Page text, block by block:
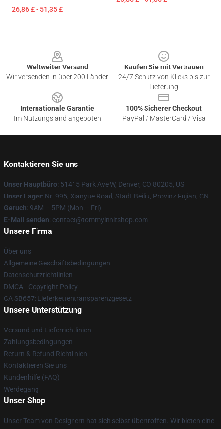
26,86 £ - 51,35 £
Weltweiter Versand
Wir versenden in über 200 Länder
Kaufen Sie mit Vertrauen
24/7 Schutz von Klicks bis zur
Lieferung
Internationale Garantie
Im Nutzungsland angeboten
100% Sicherer Checkout
PayPal / MasterCard / Visa
Kontaktieren Sie uns
Unser Hauptbüro: 51415 Park Ave W, Denver, CO 80205, US
Unser Lager: Nr. 995, Xianyue Road, Stadt Beiliu, Provinz Fujian, CN
Geruch: 9AM – 5PM (Mon – Fri)
E-Mail senden: contact@tommyinnitshop.com
Unsere Firma
Über uns
Allgemeine Geschäftsbedingungen
Datenschutzrichtlinien
DMCA - Copyright Policy
CA SB657: Lieferkettentransparenzgesetz
Unsere Unterstützung
Versand und Lieferrichtlinien
Zahlungsbedingungen
Return & Refund Richtlinien
Kontaktieren Sie uns
Kundenhilfe (FAQ)
Werdegang
Unser Shop
Unser Team von Designern hat sich selbst übertroffen. Wir bieten eine